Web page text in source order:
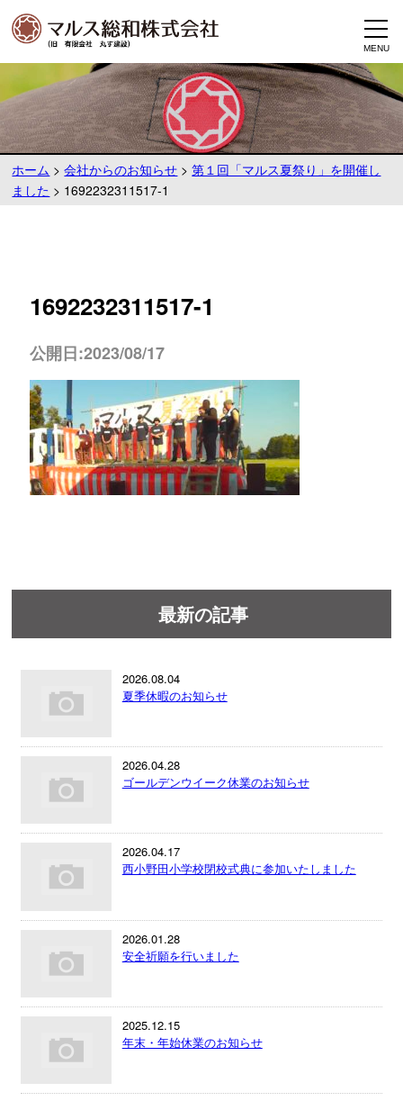
ホーム >会社からのお知らせ >第１回「マルス夏祭り」を開催し
ました > 1692232311517-1
1692232311517-1
公開日:2023/08/17
最新の記事
2026.08.04
夏季休暇のお知らせ
2026.04.28
ゴールデンウイーク休業のお知らせ
2026.04.17
西小野田小学校閉校式典に参加いたしました
2026.01.28
安全祈願を行いました
2025.12.15
年末・年始休業のお知らせ